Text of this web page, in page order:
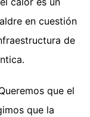
en cuestión
de
que el
que la